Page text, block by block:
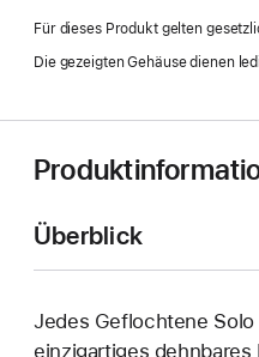
Fenster)
Für dieses Produkt gelten
Die gezeigten Gehäuse dienen
Überblick
Jedes Geflochtene
einzig­artiges